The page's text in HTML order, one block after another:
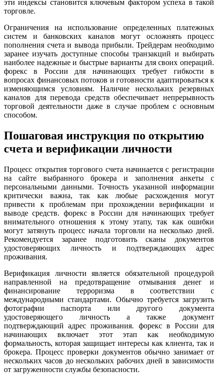
эти индексы становится ключевым фактором успеха в такой
торговле.
Ограничения на использование определенных платежных
систем и банковских каналов могут осложнять процесс
пополнения счета и вывода прибыли. Трейдерам необходимо
заранее изучать доступные способы транзакций и выбирать
наиболее надежные и быстрые варианты для своих операций.
форекс в России для начинающих требует гибкости в
вопросах финансовых потоков и готовности адаптироваться к
изменяющимся условиям. Наличие нескольких резервных
каналов для перевода средств обеспечивает непрерывность
торговой деятельности даже в случае проблем с основным
способом.
Пошаговая инструкция по открытию
счета и верификации личности
Процесс открытия торгового счета начинается с регистрации
на сайте выбранного брокера и заполнения анкеты с
персональными данными. Точность указанной информации
критически важна, так как любые расхождения могут
привести к проблемам при прохождении верификации и
выводе средств. форекс в России для начинающих требует
внимательного отношения к этому этапу, так как ошибки
могут затянуть процесс начала торговли на несколько дней.
Рекомендуется заранее подготовить сканы документов
удостоверяющих личность и подтверждающих адрес
проживания.
Верификация личности является обязательной процедурой
направленной на предотвращение отмывания денег и
финансирование терроризма в соответствии с
международными стандартами. Обычно требуется загрузить
фотографии паспорта или другого документа
удостоверяющего личность а также документ
подтверждающий адрес проживания. форекс в России для
начинающих включает этот этап как необходимую
формальность, которая защищает интересы как клиента, так и
брокера. Процесс проверки документов обычно занимает от
нескольких часов до нескольких рабочих дней в зависимости
от загруженности службы безопасности.